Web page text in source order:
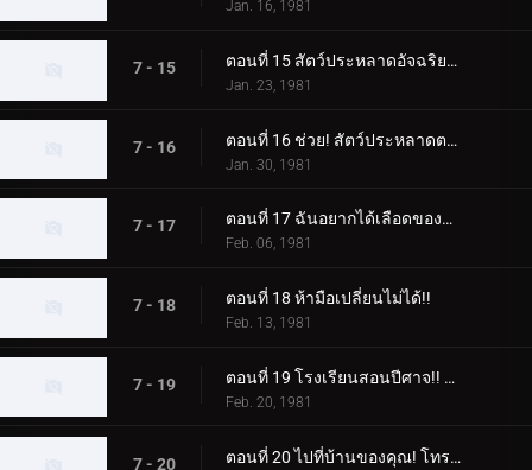
Jan. 16, 1981
7 - 15 ตอนที่ 15 สัตว์ประหลาดอัจฉริยะปะทะไรเดอร์ในการแข่งขันแห่งปัญญา
Jan. 23, 1981
7 - 16 ตอนที่ 16 ช่วย! สัตว์ประหลาดตาเดียวเข้ามาโจมตี!
Jan. 30, 1981
7 - 17 ตอนที่ 17 ฉันอยากได้เลือดของคาซึยะ! ดาบประหลาดเรียก
Feb. 06, 1981
7 - 18 ตอนที่ 18 ห้ามือเปลี่ยนไม่ได้!!
Feb. 13, 1981
7 - 19 ตอนที่ 19 โรงเรียนสอนปีศาจ!! สัตว์ประหลาดวิทยุเทปที่น่าสะพรึงกลัว
Feb. 20, 1981
7 - 20 ตอนที่ 20 ไปที่บ้านของคุณ! โทรศัพท์ของ Dogma ดังขึ้นในคืนนี้